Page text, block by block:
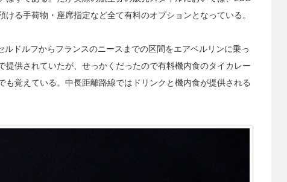
る手荷物・座席指定など全て有料のオプションとなっている。
ドルフからフランスのニースまでの区間をエアベルリンに乗っ
供されていたが、せっかくだったので有料機内食のタイカレー
覚えている。中長距離路線ではドリンクと機内食が提供される